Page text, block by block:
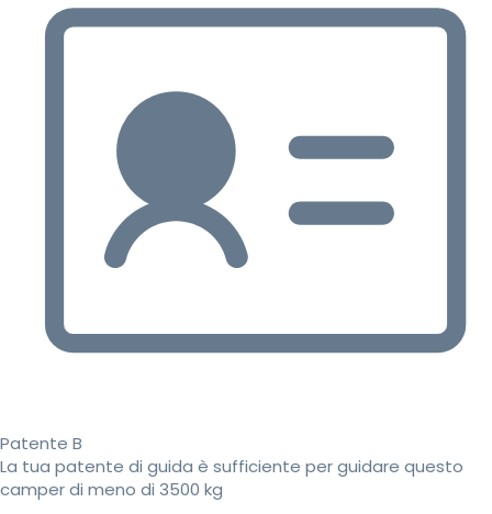
Patente B
La tua patente di guida è sufficiente per guidare questo
camper di meno di 3500 kg